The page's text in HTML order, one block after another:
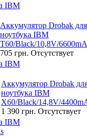
IBM
Аккумулятор Drobak для
ноутбука IBM
T60/Black/10,8V/
705 грн. Отсутствует
IBM
Аккумулятор Drobak
ноутбука IBM
X60/Black/14,8V/
1 390 грн. Отсутствует
IBM